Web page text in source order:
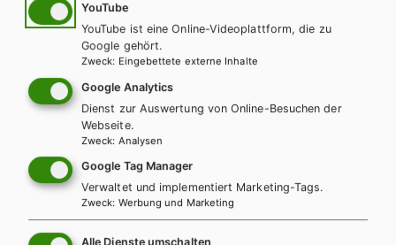
Für diese Inhalte müssen Sie mit einemLehrerkonto
registriert sein.
Diese Bücher könnten Sie
ebenfalls interessieren
YouTube
YouTube ist eine Online-Videoplattform, die zu
Google gehört.
Zweck: Eingebettete externe Inhalte
Google Analytics
Dienst zur Auswertung von Online-Besuchen der
Webseite.
Zweck: Analysen
Google Tag Manager
Verwaltet und implementiert Marketing-Tags.
Zweck: Werbung und Marketing
Alle Dienste umschalten